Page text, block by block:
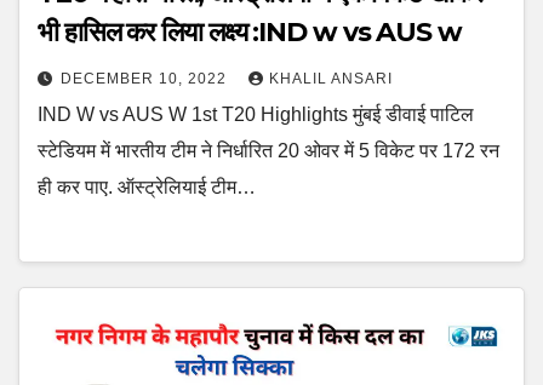
भी हासिल कर लिया लक्ष्य :IND w vs AUS w
DECEMBER 10, 2022 KHALIL ANSARI
IND W vs AUS W 1st T20 Highlights मुंबई डीवाई पाटिल
स्टेडियम में भारतीय टीम ने निर्धारित 20 ओवर में 5 विकेट पर 172 रन
ही कर पाए. ऑस्ट्रेलियाई टीम…